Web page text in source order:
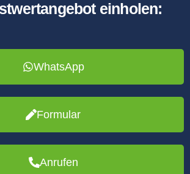
einholen:
WhatsApp
Formular
Anrufen